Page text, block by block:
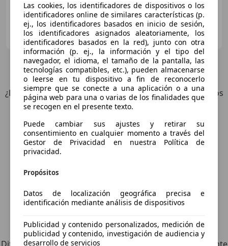
Particular
ES-43204 Reus
4 Ofertaspara Audi RS6
¿Desea ser informado automáticamente sobre vehículos
nuevos para su búsqueda?
Guardar búsqueda
Explora vehículos similares
Las cookies, los identificadores de dispositivos o los
identificadores online de similares características (p.
ej., los identificadores basados en inicio de sesión,
los identificadores asignados aleatoriamente, los
identificadores basados en la red), junto con otra
información (p. ej., la información y el tipo del
navegador, el idioma, el tamaño de la pantalla, las
tecnologías compatibles, etc.), pueden almacenarse
o leerse en tu dispositivo a fin de reconocerlo
siempre que se conecte a una aplicación o a una
página web para una o varias de los finalidades que
se recogen en el presente texto.
Puede cambiar sus ajustes y retirar su
consentimiento en cualquier momento a través del
Gestor de Privacidad en nuestra Política de
privacidad.
Propósitos
Datos de localización geográfica precisa e
identificación mediante análisis de dispositivos
Publicidad y contenido personalizados, medición de
publicidad y contenido, investigación de audiencia y
desarrollo de servicios